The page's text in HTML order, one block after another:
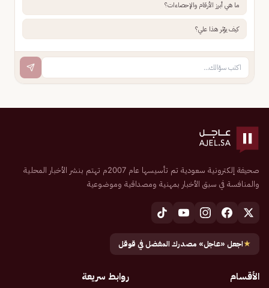
ما هي أبرز الأرقام والإحصاءات؟
كيف يؤثر هذا علي؟
صحيفة إلكترونية سعودية تم تأسيسها عام 2007م تهتم بنشر الأخبار المحلية
والمنافسة في سبق الأخبار بمهنية ومصداقية وموضوعية
★اجعل «عاجل» مصدرك المفضل في قوقل
الأقسام روابط سريعة